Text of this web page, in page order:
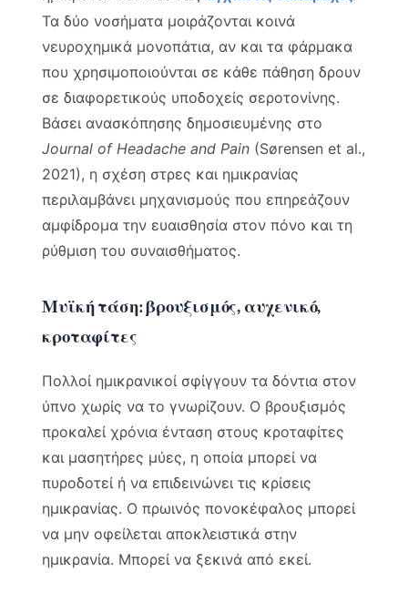
Τα δύο νοσήματα μοιράζονται κοινά
νευροχημικά μονοπάτια, αν και τα φάρμακα
που χρησιμοποιούνται σε κάθε πάθηση δρουν
σε διαφορετικούς υποδοχείς σεροτονίνης.
Βάσει ανασκόπησης δημοσιευμένης στο
Journal of Headache and Pain (Sørensen et al.,
2021), η σχέση στρες και ημικρανίας
περιλαμβάνει μηχανισμούς που επηρεάζουν
αμφίδρομα την ευαισθησία στον πόνο και τη
ρύθμιση του συναισθήματος.
Μυϊκή τάση: βρουξισμός, αυχενικό,
κροταφίτες
Πολλοί ημικρανικοί σφίγγουν τα δόντια στον
ύπνο χωρίς να το γνωρίζουν. Ο βρουξισμός
προκαλεί χρόνια ένταση στους κροταφίτες
και μασητήρες μύες, η οποία μπορεί να
πυροδοτεί ή να επιδεινώνει τις κρίσεις
ημικρανίας. Ο πρωινός πονοκέφαλος μπορεί
να μην οφείλεται αποκλειστικά στην
ημικρανία. Μπορεί να ξεκινά από εκεί.